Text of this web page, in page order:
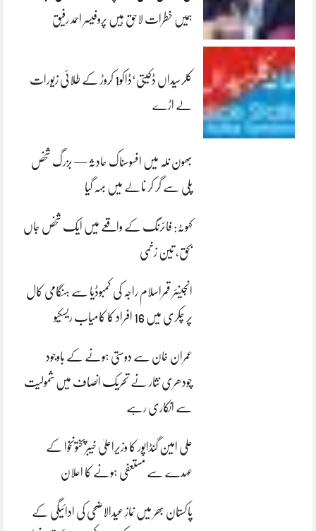
ہمیں خطرات لاحق ہیں پروفیسر احمد رفیق
کلرسیداں ڈکیتی‘ڈاکو1 کروڑ کے طلائی زیورات
لے اڑے
بھون نلہ میں افسوسناک حادثہ — بزرگ شخص
پلی سے گر کر نالے میں بہہ گیا
کہوٹہ: فائرنگ کے واقعے میں ایک شخص جاں
بحق، تین زخمی
انجینئر قمراسلام راجہ کی کمبوڈیا سے ہنگامی کال
پر چکری میں 16 افراد کا کامیاب ریسکیو
عمران خان سے دوستی ہونے کے باوجود
چودھری نثار نے تحریک انصاف میں شمولیت
سے انکاری رہے
علی امین گنڈاپور کا وزیراعلیٰ خیبرپختونخوا کے
عہدے سے مستعفی ہونے کا اعلان
پاکستان بھر میں نمازِ عیدالاضحی کی ادائیگی کے